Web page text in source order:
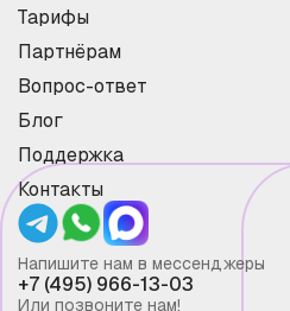
Тарифы
Партнёрам
Вопрос-ответ
Блог
Поддержка
Контакты
Напишите нам в мессенджеры
+7 (495) 966-13-03
Или позвоните нам!